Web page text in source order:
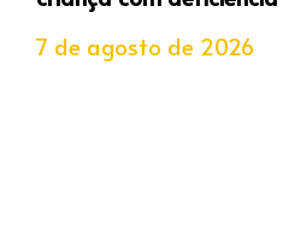
7 de agosto de 2026